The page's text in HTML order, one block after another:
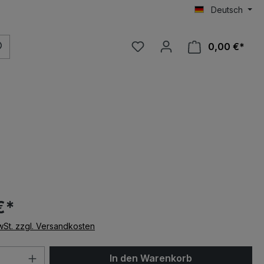
Deutsch
0,00 €*
zzgl. Versandkosten
Anzahl: Gib den gewünschten Wert
In den Warenkorb